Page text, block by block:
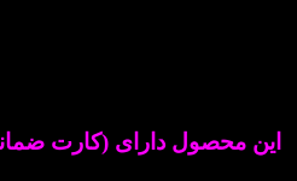
این محصول دارای (کارت